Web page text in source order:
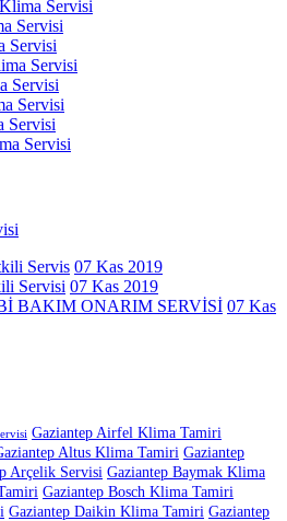
Servisi
Servisi
Servisi
Servisi
Servisi
Servisi
Servisi
Servisi
Servis 07 Kas 2019
Servisi 07 Kas 2019
BAKIM ONARIM SERVİSİ 07 Kas
Gaziantep Airfel Klima Tamiri
Altus Klima Tamiri Gaziantep
Arçelik Servisi Gaziantep Baymak Klima
Gaziantep Bosch Klima Tamiri
Gaziantep Daikin Klima Tamiri Gaziantep